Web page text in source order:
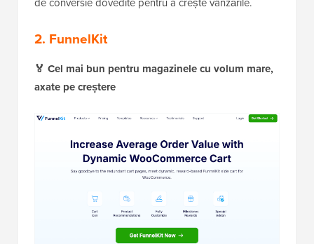
2. FunnelKit
🏅 Cel mai bun pentru magazinele cu volum mare,
axate pe creștere